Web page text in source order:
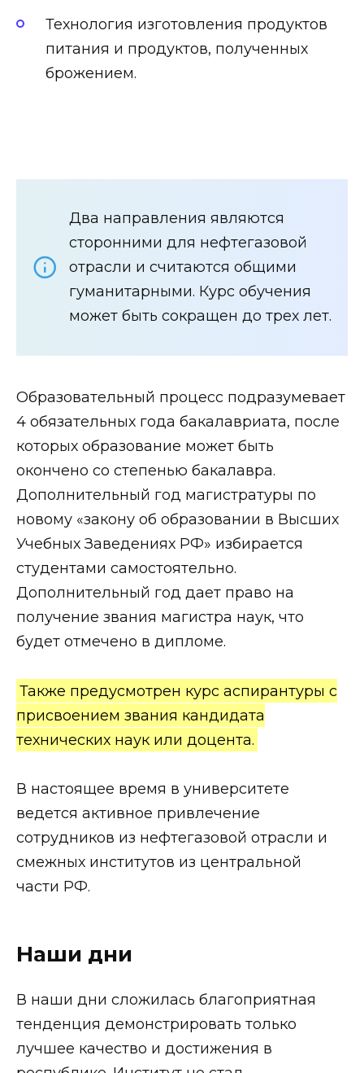
Технология изготовления продуктов
питания и продуктов, полученных
брожением.
Два направления являются
сторонними для нефтегазовой
отрасли и считаются общими
гуманитарными. Курс обучения
может быть сокращен до трех лет.
Образовательный процесс подразумевает
4 обязательных года бакалавриата, после
которых образование может быть
окончено со степенью бакалавра.
Дополнительный год магистратуры по
новому «закону об образовании в Высших
Учебных Заведениях РФ» избирается
студентами самостоятельно.
Дополнительный год дает право на
получение звания магистра наук, что
будет отмечено в дипломе.
Также предусмотрен курс аспирантуры с
присвоением звания кандидата
технических наук или доцента.
В настоящее время в университете
ведется активное привлечение
сотрудников из нефтегазовой отрасли и
смежных институтов из центральной
части РФ.
Наши дни
В наши дни сложилась благоприятная
тенденция демонстрировать только
лучшее качество и достижения в